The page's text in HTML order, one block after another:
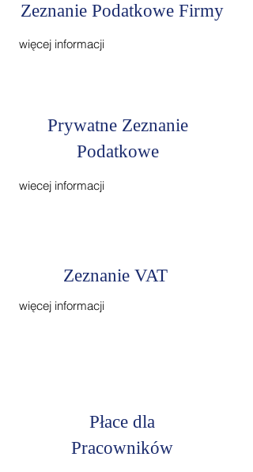
Zeznanie Podatkowe Firmy
więcej informacji
Prywatne Zeznanie
Podatkowe
wiecej informacji
Zeznanie VAT
więcej informacji
Płace dla
Pracowników